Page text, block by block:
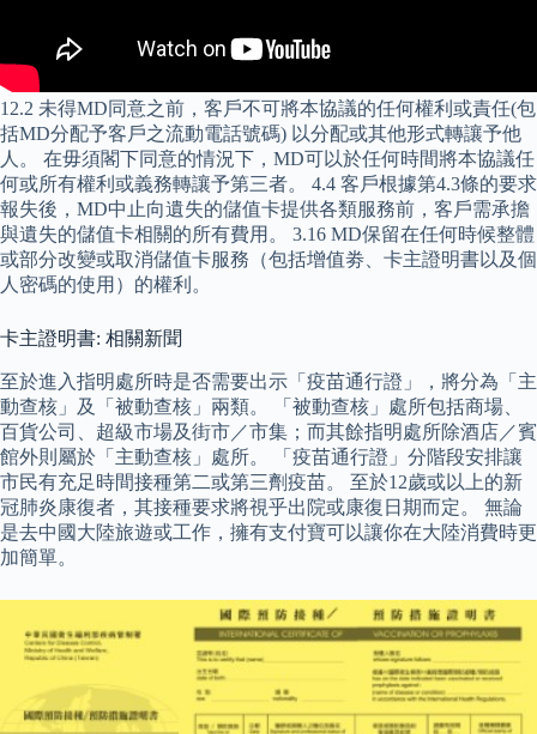
12.2 未得MD同意之前，客戶不可將本協議的任何權利或責任(包
括MD分配予客戶之流動電話號碼) 以分配或其他形式轉讓予他
人。 在毋須閣下同意的情況下，MD可以於任何時間將本協議任
何或所有權利或義務轉讓予第三者。 4.4 客戶根據第4.3條的要求
報失後，MD中止向遺失的儲值卡提供各類服務前，客戶需承擔
與遺失的儲值卡相關的所有費用。 3.16 MD保留在任何時候整體
或部分改變或取消儲值卡服務（包括增值劵、卡主證明書以及個
人密碼的使用）的權利。
卡主證明書: 相關新聞
至於進入指明處所時是否需要出示「疫苗通行證」，將分為「主
動查核」及「被動查核」兩類。 「被動查核」處所包括商場、
百貨公司、超級市場及街市／市集；而其餘指明處所除酒店／賓
館外則屬於「主動查核」處所。 「疫苗通行證」分階段安排讓
市民有充足時間接種第二或第三劑疫苗。 至於12歲或以上的新
冠肺炎康復者，其接種要求將視乎出院或康復日期而定。 無論
是去中國大陸旅遊或工作，擁有支付寶可以讓你在大陸消費時更
加簡單。